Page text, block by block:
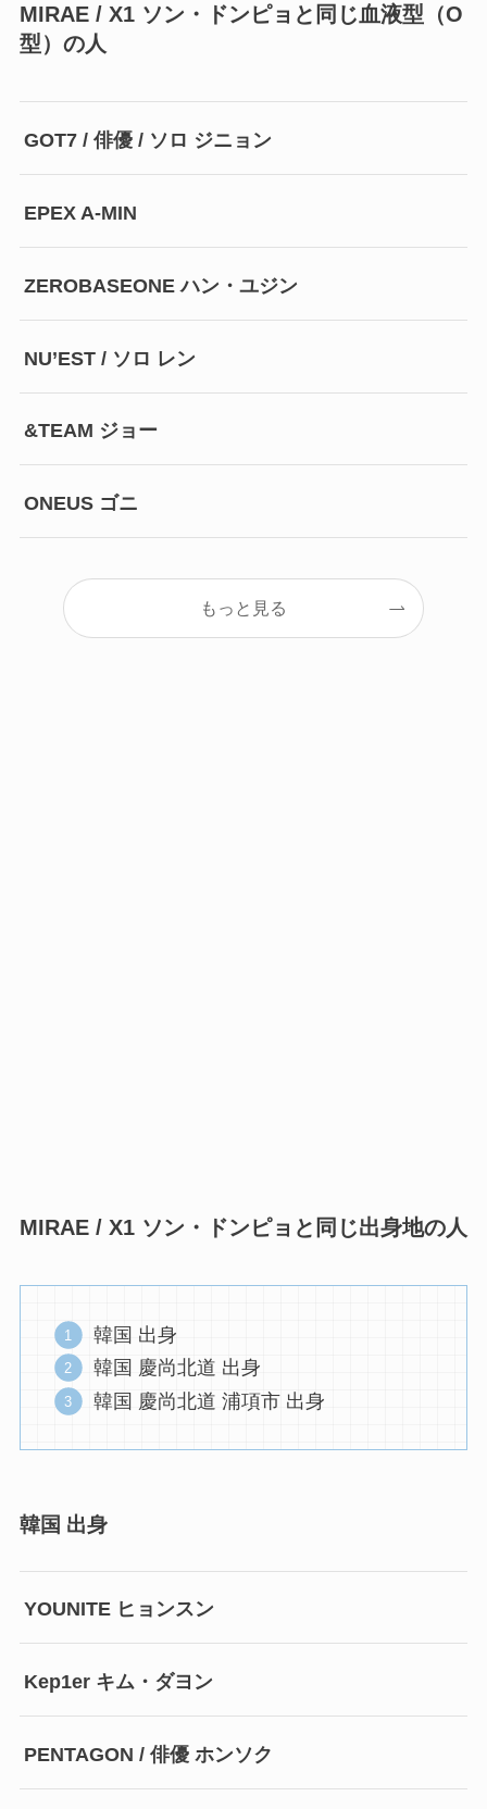
MIRAE / X1 ソン・ドンピョと同じ血液型（O
型）の人
GOT7 / 俳優 / ソロ ジニョン
EPEX A-MIN
ZEROBASEONE ハン・ユジン
NU’EST / ソロ レン
&TEAM ジョー
ONEUS ゴニ
もっと見る
MIRAE / X1 ソン・ドンピョと同じ出身地の人
韓国 出身
韓国 慶尚北道 出身
韓国 慶尚北道 浦項市 出身
韓国 出身
YOUNITE ヒョンスン
Kep1er キム・ダヨン
PENTAGON / 俳優 ホンソク